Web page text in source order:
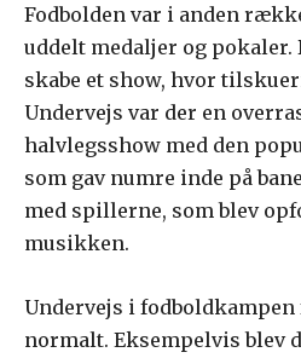
Fodbolden var i anden
uddelt medaljer og pokaler.
skabe et show, hvor
Undervejs var der en
halvlegsshow med den
som gav numre inde på
med spillerne, som blev
musikken.
Undervejs i
normalt. Eksempelvis blev